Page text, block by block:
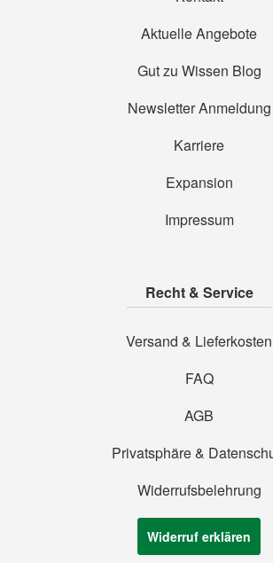
Aktuelle Angebote
Gut zu Wissen Blog
Newsletter Anmeldung
Karriere
Expansion
Impressum
Recht & Service
Versand & Lieferkosten
FAQ
AGB
Privatsphäre &
Widerrufsbelehrung
Widerruf erklären